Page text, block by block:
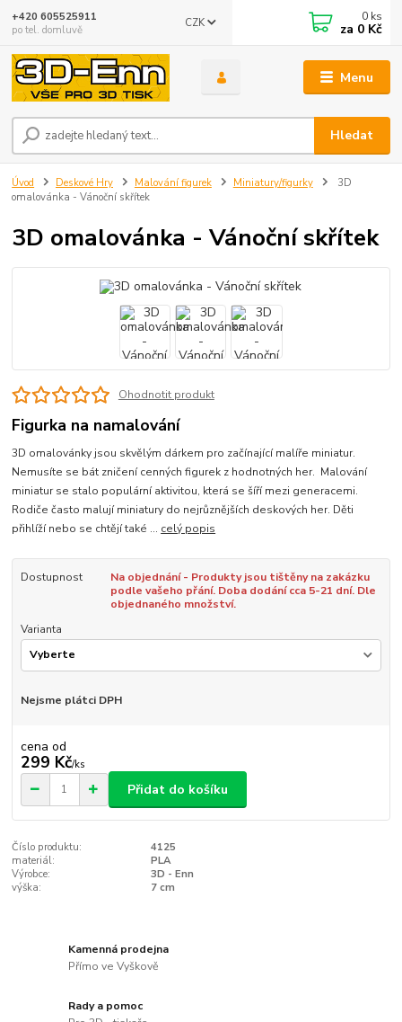
Menu
CZK
Hledat
+420 605525911
po tel. domluvě
0 ks
za 0 Kč
Úvod Deskové Hry Malování figurek Miniatury/figurky
3D
omalovánka - Vánoční skřítek
3D omalovánka - Vánoční skřítek
Ohodnotit produkt
Figurka na namalování
3D omalovánky jsou skvělým dárkem pro začínající malíře miniatur.
Nemusíte se bát zničení cenných figurek z hodnotných her. Malování
miniatur se stalo populární aktivitou, která se šíří mezi generacemi.
Rodiče často malují miniatury do nejrůznějších deskových her. Děti
přihlíží nebo se chtějí také ... celý popis
Dostupnost
Na objednání - Produkty jsou tištěny na zakázku
podle vašeho přání. Doba dodání cca 5-21 dní. Dle
objednaného množství.
Varianta
Nejsme plátci DPH
cena od
299 Kč/ks
Přidat do košíku
Číslo produktu:
4125
materiál:
PLA
Výrobce:
3D - Enn
výška:
7 cm
Kamenná prodejna
Přímo ve Vyškově
Rady a pomoc